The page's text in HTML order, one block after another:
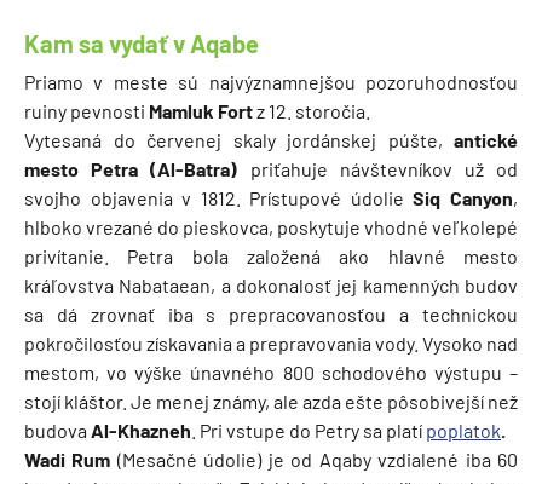
Kam sa vydať v Aqabe
Priamo v meste sú najvýznamnejšou pozoruhodnosťou
ruiny pevnosti Mamluk Fortz 12. storočia.
Vytesaná do červenej skaly jordánskej púšte, antické
mesto Petra (Al-Batra) priťahuje návštevníkov už od
svojho objavenia v 1812. Prístupové údolieSiq Canyon,
hlboko vrezané do pieskovca, poskytuje vhodné veľkolepé
privítanie. Petra bola založená ako hlavné mesto
kráľovstva Nabataean, a dokonalosť jej kamenných budov
sa dá zrovnať iba s prepracovanosťou a technickou
pokročilosťou získavania a prepravovania vody. Vysoko nad
mestom, vo výške únavného 800 schodového výstupu –
stojí kláštor. Je menej známy, ale azda ešte pôsobivejší než
budova Al-Khazneh Pri vstupe do Petry sa platí poplatok.
Wadi Rum (Mesačné údolie) je od Aqaby vzdialené iba 60